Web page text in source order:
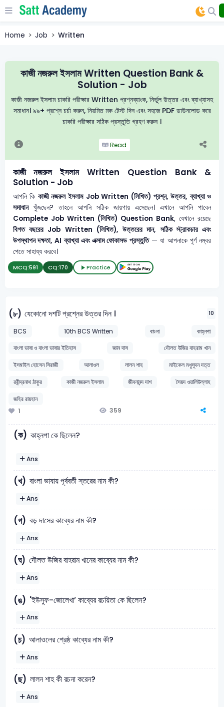
Home Job Written
কাজী নজরুল ইসলাম Written Question Bank &
Solution - Job
কাজী নজরুল ইসলাম চাকরি পরীক্ষার Written প্রশ্নব্যাংক, নির্ভুল উত্তর এবং ব্যাখ্যাসহ
সমাধান। ৯৯+ প্রশ্নে চর্চা করুন, নিয়মিত মক টেস্ট দিন এবং সহজে PDF ডাউনলোড করে
চাকরি পরীক্ষার সঠিক প্রস্তুতি গ্রহণ করুন ।
Read
কাজী নজরুল ইসলাম Written Question Bank &
Solution - Job
আপনি কি কাজী নজরুল ইসলাম Job Written (লিখিত) প্রশ্ন, উত্তর, ব্যাখ্যা ও
সমাধানখুঁজছেন? তাহলে আপনি সঠিক জায়গায় এসেছেন। এখানে আপনি পাবেন
Complete Job Written (লিখিত) Question Bank, যেখানে রয়েছে
বিগত বছরের Job Written (লিখিত), উত্তরের মান, সঠিক স্ট্রাকচার এবং
উপস্থাপন দক্ষতা, AI ব্যাখ্যা এবং এক্সাম ফোকাসড প্রস্তুতি— যা আপনাকে পূর্ণ নম্বর
পেতে সাহায্য করবে।
MCQ:591 CQ:170 Practice
(৮) যেকোনো দশটি প্রশ্নের উত্তর দিন । 10
BCS 10th BCS Written বাংলা
কাহ্নপা
বাংলা ভাষা ও বাংলা ভাষার ইতিহাস
জ্ঞান দাস
দৌলত উজির বাহরাম খান
ইসমাইল হোসেন সিরাজী
আলাওল লালন শাহ
মাইকেল মধুসূদন দত্ত
রবীন্দ্রনাথ ঠাকুর
কাজী নজরুল ইসলাম জীবনানন্দ দাশ
সৈয়দ ওয়ালিউল্লাহ
জহির রায়হান
1
359
(ক) কাহ্নপা কে ছিলেন?
Ans
(খ) বাংলা ভাষায় পূর্ববর্তী স্তরের নাম কী?
Ans
(গ) বড় দাসের কাব্যের নাম কী?
Ans
(ঘ) দৌলত উজির বাহরাম খানের কাব্যের নাম কী?
Ans
(ঙ) 'ইউসুফ-জোলেখা’ কাব্যের রচয়িতা কে ছিলেন?
Ans
(চ) আলাওলের শ্রেষ্ঠ কাব্যের নাম কী?
Ans
(ছ) লালন শাহ কী রচনা করেন?
Ans